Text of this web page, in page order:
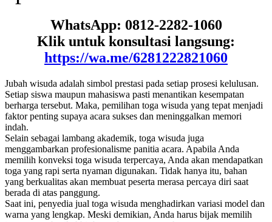
WhatsApp: 0812-2282-1060
Klik untuk konsultasi langsung:
https://wa.me/6281222821060
Jubah wisuda adalah simbol prestasi pada setiap prosesi kelulusan.
Setiap siswa maupun mahasiswa pasti menantikan kesempatan
berharga tersebut. Maka, pemilihan toga wisuda yang tepat menjadi
faktor penting supaya acara sukses dan meninggalkan memori
indah.
Selain sebagai lambang akademik, toga wisuda juga
menggambarkan profesionalisme panitia acara. Apabila Anda
memilih konveksi toga wisuda terpercaya, Anda akan mendapatkan
toga yang rapi serta nyaman digunakan. Tidak hanya itu, bahan
yang berkualitas akan membuat peserta merasa percaya diri saat
berada di atas panggung.
Saat ini, penyedia jual toga wisuda menghadirkan variasi model dan
warna yang lengkap. Meski demikian, Anda harus bijak memilih